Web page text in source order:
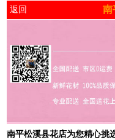
返回 南
南平松溪县花店为您精心挑